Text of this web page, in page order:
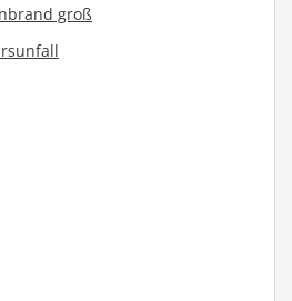
groß